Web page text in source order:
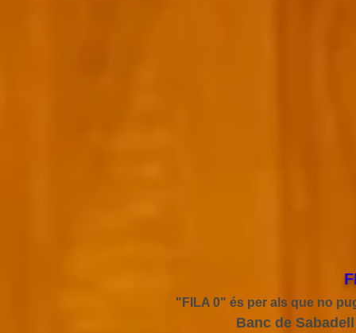
"FILA 0" és per als que no
Banc de